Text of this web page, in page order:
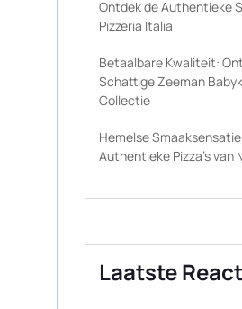
Ontdek de Authentieke
Pizzeria Italia
Betaalbare Kwaliteit:
Schattige Zeeman
Collectie
Hemelse
Authentieke Pizza’s van
Laatste